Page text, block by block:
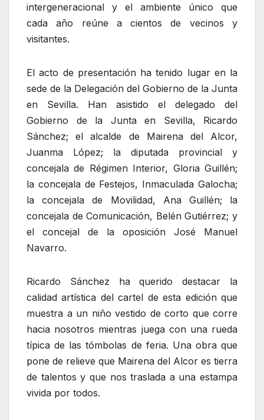
intergeneracional y el ambiente único que
cada año reúne a cientos de vecinos y
visitantes.
El acto de presentación ha tenido lugar en la
sede de la Delegación del Gobierno de la Junta
en Sevilla. Han asistido el delegado del
Gobierno de la Junta en Sevilla, Ricardo
Sánchez; el alcalde de Mairena del Alcor,
Juanma López; la diputada provincial y
concejala de Régimen Interior, Gloria Guillén;
la concejala de Festejos, Inmaculada Galocha;
la concejala de Movilidad, Ana Guillén; la
concejala de Comunicación, Belén Gutiérrez; y
el concejal de la oposición José Manuel
Navarro.
Ricardo Sánchez ha querido destacar la
calidad artística del cartel de esta edición que
muestra a un niño vestido de corto que corre
hacia nosotros mientras juega con una rueda
típica de las tómbolas de feria. Una obra que
pone de relieve que Mairena del Alcor es tierra
de talentos y que nos traslada a una estampa
vivida por todos.